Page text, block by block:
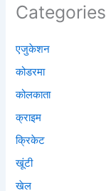
Categories
एजुकेशन
कोडरमा
कोलकाता
क्राइम
क्रिकेट
खूंटी
खेल